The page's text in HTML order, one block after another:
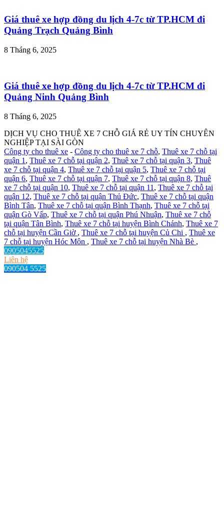
Giá thuê xe hợp đồng du lịch 4-7c từ TP.HCM đi
Quảng Trạch Quảng Bình
8 Tháng 6, 2025
Giá thuê xe hợp đồng du lịch 4-7c từ TP.HCM đi
Quảng Ninh Quảng Bình
8 Tháng 6, 2025
DỊCH VỤ CHO THUÊ XE 7 CHỖ GIÁ RẺ UY TÍN CHUYÊN
NGHIỆP TẠI SÀI GÒN
Công ty cho thuê xe - Công ty cho thuê xe 7 chỗ, Thuê xe 7 chỗ tại
quận 1 , Thuê xe 7 chỗ tại quận 2, Thuê xe 7 chỗ tại quận 3, Thuê
xe 7 chỗ tại quận 4, Thuê xe 7 chỗ tại quận 5, Thuê xe 7 chỗ tại
quận 6, Thuê xe 7 chỗ tại quận 7, Thuê xe 7 chỗ tại quận 8, Thuê
xe 7 chỗ tại quận 10, Thuê xe 7 chỗ tại quận 11 , Thuê xe 7 chỗ tại
quận 12, Thuê xe 7 chỗ tại quận Thủ Đức, Thuê xe 7 chỗ tại quận
Bình Tân, Thuê xe 7 chỗ tại quận Bình Thạnh, Thuê xe 7 chỗ tại
quận Gò Vấp, Thuê xe 7 chỗ tại quận Phú Nhuận, Thuê xe 7 chỗ
tại quận Tân Bình, Thuê xe 7 chỗ tại huyện Bình Chánh, Thuê xe 7
chỗ tại huyện Cần Giờ , Thuê xe 7 chỗ tại huyện Củ Chi , Thuê xe
7 chỗ tại huyện Hóc Môn , Thuê xe 7 chỗ tại huyện Nhà Bè ,
0905045525
Liên hệ
090504 5525